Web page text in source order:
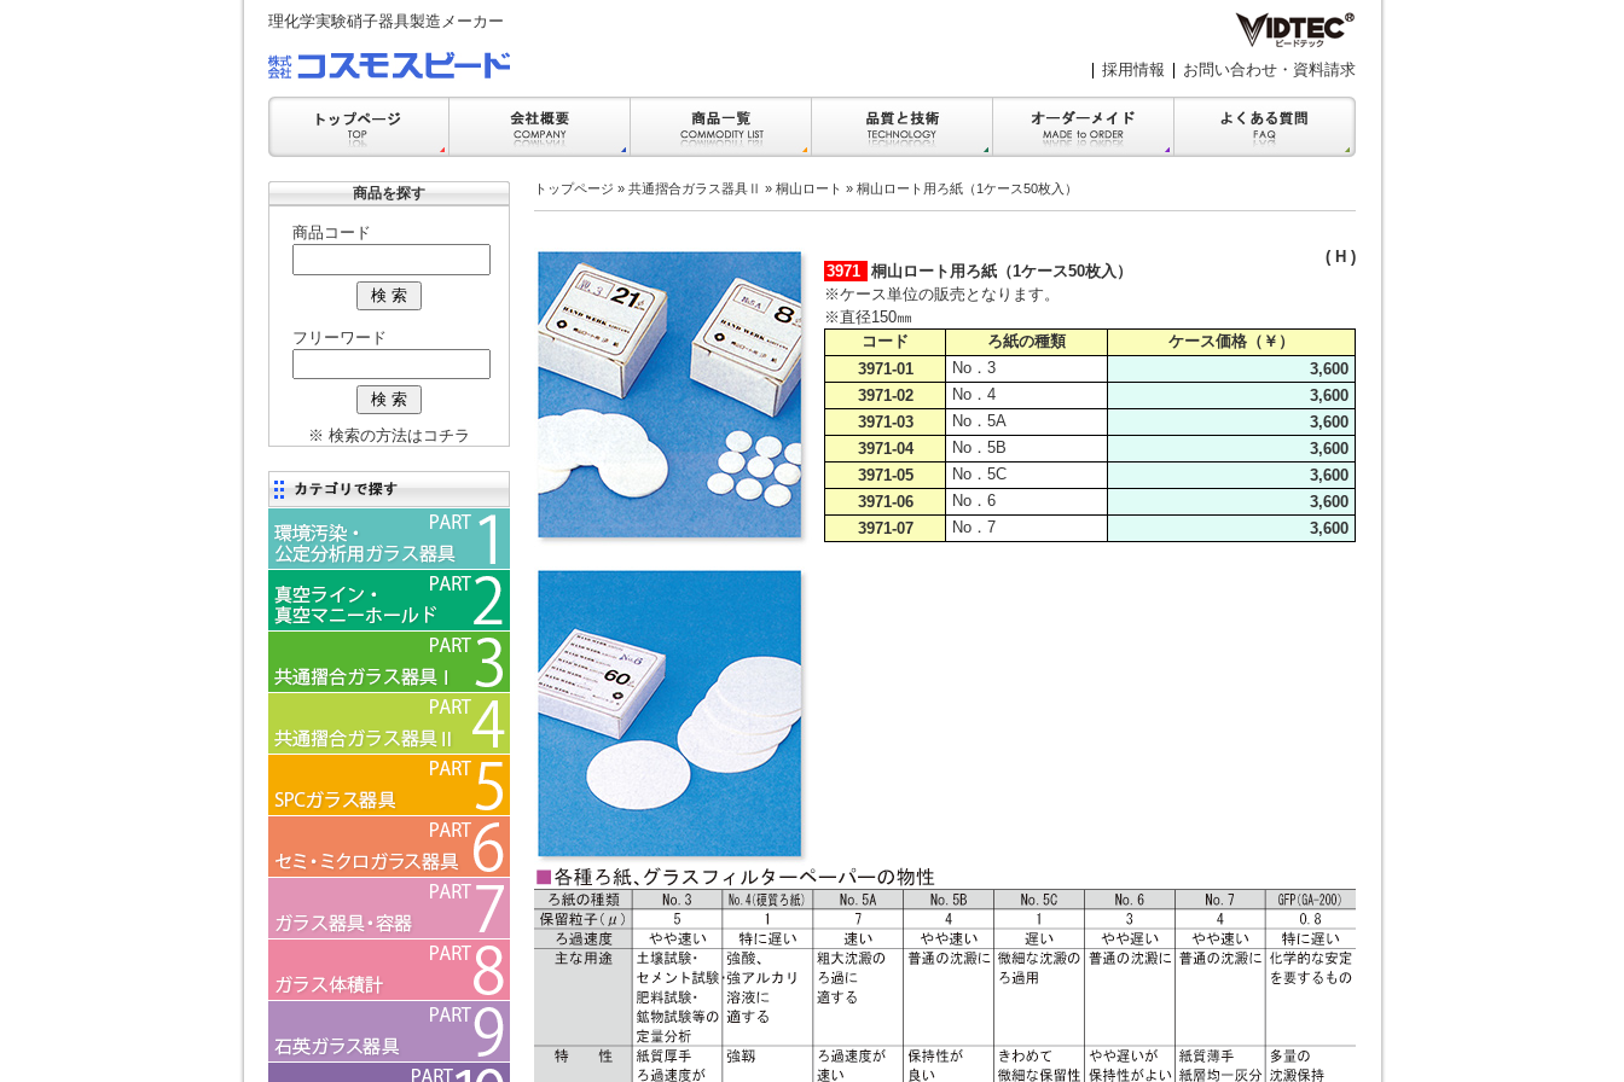
理化学実験硝子器具製造メーカー
お問い合わせ・資料請求
採用情報
商品を探す
商品コード
フリーワード
※ 検索の方法はコチラ
トップページ » 共通摺合ガラス器具Ⅱ » 桐山ロート » 桐山ロート用ろ紙（1ケース50枚入）
( H )
3971 桐山ロート用ろ紙（1ケース50枚入）
※ケース単位の販売となります。
※直径150㎜
コード
ろ紙の種類
ケース価格（￥）
3971-01
No．3
3,600
3971-02
No．4
3,600
3971-03
No．5A
3,600
3971-04
No．5B
3,600
3971-05
No．5C
3,600
3971-06
No．6
3,600
3971-07
No．7 3,600